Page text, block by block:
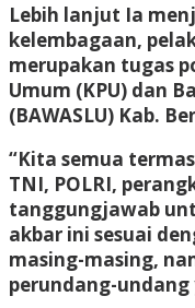
Lebih lanjut Ia
kelembagaan,
merupakan tugas
Umum (KPU) dan
(BAWASLU) Kab.
“Kita semua
TNI, POLRI,
tanggungjawab
akbar ini sesuai
masing-masing,
perundang-